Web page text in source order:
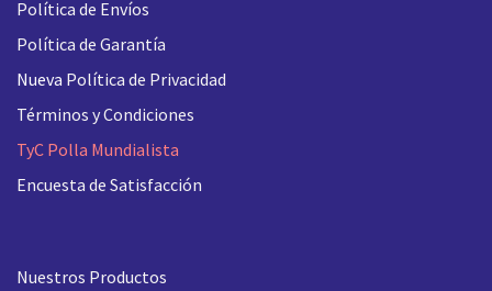
Política de Envíos
Política de Garantía
Nueva Política de Privacidad
Términos y Condiciones
TyC Polla Mundialista
Encuesta de Satisfacción
Nuestros Productos